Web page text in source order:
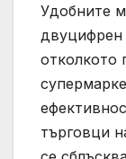
Удобните
двуцифрен
отколкото
търговци